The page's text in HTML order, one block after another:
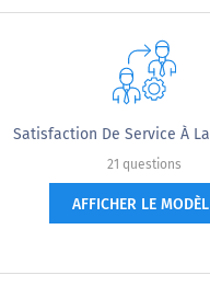
Satisfaction De Service À
21 questions
AFFICHER LE